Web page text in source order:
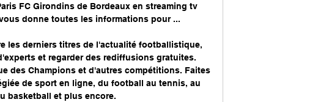
FC Girondins de Bordeaux en streaming tv
donne toutes les informations pour ...
les derniers titres de l'actualité footballistique,
et regarder des rediffusions gratuites.
des Champions et d'autres compétitions. Faites
de sport en ligne, du football au tennis, au
basketball et plus encore.